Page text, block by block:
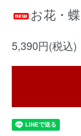
お花・
5,390円(税込)